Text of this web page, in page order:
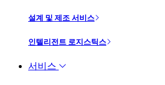
설계 및 제조 서비스
인텔리전트 로지스틱스
서비스